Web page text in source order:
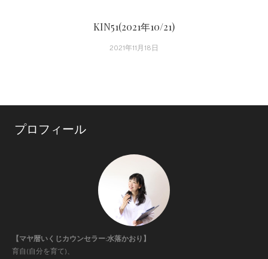
KIN51(2021年10/21)
2021年11月18日
プロフィール
【マヤ暦いくじカウンセラー:水落かおり】
育自(自分を育て)、